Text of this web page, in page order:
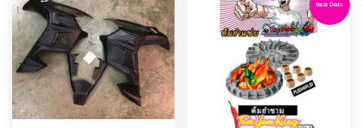
Racer Deals